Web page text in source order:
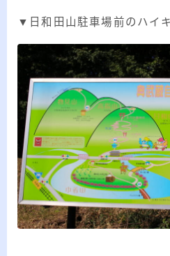
▼日和田山駐車場前のハイ